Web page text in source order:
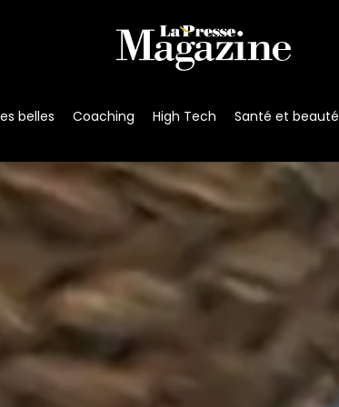
belles Coaching High Tech Santé et beauté